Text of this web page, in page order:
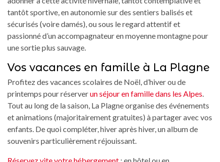
tantôt sportive, en autonomie sur des sentiers balisés et
sécurisés (voire damés), ou sous le regard attentif et
passionné d’un accompagnateur en moyenne montagne pour
une sortie plus sauvage.
Vos vacances en famille à La Plagne
Profitez des vacances scolaires de Noël, d’hiver ou de
printemps pour réserverun séjour en famille dans les Alpes
Tout au long de la saison, La Plagne organise des événements
et animations (majoritairement gratuites) à partager avec vos
enfants. De quoi compléter, hiver après hiver, un album de
souvenirs particulièrement réjouissant.